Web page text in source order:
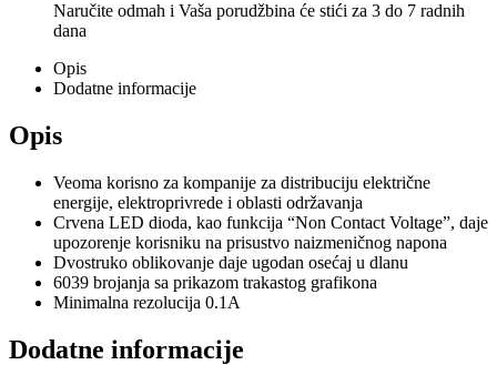
Naručite odmah i Vaša porudžbina će stići za 3 do 7 radnih
dana
Opis
Dodatne informacije
Opis
Veoma korisno za kompanije za distribuciju električne
energije, elektroprivrede i oblasti održavanja
Crvena LED dioda, kao funkcija “Non Contact Voltage”, daje
upozorenje korisniku na prisustvo naizmeničnog napona
Dvostruko oblikovanje daje ugodan osećaj u dlanu
6039 brojanja sa prikazom trakastog grafikona
Minimalna rezolucija 0.1A
Dodatne informacije